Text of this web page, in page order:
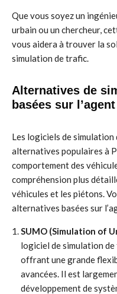
Que vous soyez un
urbain ou un chercheur,
vous aidera à trouver la
simulation de trafic.
Alternatives de
basées sur l’agent
Les logiciels de simulation
alternatives populaires à
comportement des
compréhension plus
véhicules et les piétons.
alternatives basées sur
SUMO (Simulation of
logiciel de simulation
offrant une grande
avancées. Il est
développement de